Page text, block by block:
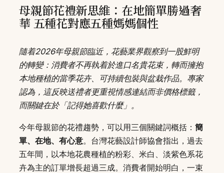
母親節花禮新思維：在地簡單勝過奢
華 五種花對應五種媽媽個性
隨着2026年母親節臨近，花藝業界觀察到一股鮮明
的轉變：消費者不再執着於進口名貴花束，轉而擁抱
本地種植的當季花卉、可持續包裝與盆栽作品。專家
認為，這反映送禮者更重視情感連結而非價格標籤，
而關鍵在於「記得她喜歡什麼」。
今年母親節的花禮趨勢，可以用三個關鍵詞概括： 簡
單、在地、有心意。台灣花藝設計師協會指出，過去
五年間，以本地花農種植的粉彩、米白、淡紫色系花
卉為主的訂單增長超過三成。消費者開始明白，一束